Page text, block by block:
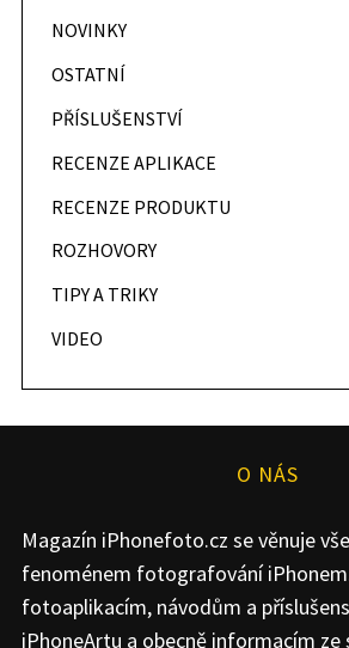
NOVINKY
OSTATNÍ
PŘÍSLUŠENSTVÍ
RECENZE APLIKACE
RECENZE PRODUKTU
ROZHOVORY
TIPY A TRIKY
VIDEO
O NÁS
Magazín iPhonefoto.cz se věnuje
fenoménem fotografování
fotoaplikacím, návodům a
iPhoneArtu a obecně informacím